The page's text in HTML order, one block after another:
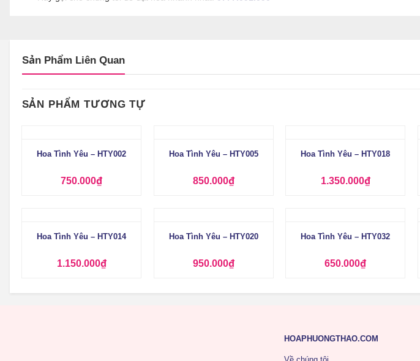
Sản Phẩm Liên Quan
SẢN PHẨM TƯƠNG TỰ
Hoa Tình Yêu – HTY002
750.000₫
Hoa Tình Yêu – HTY005
850.000₫
Hoa Tình Yêu – HTY018
1.350.000₫
Hoa Tình Yêu – HTY014
1.150.000₫
Hoa Tình Yêu – HTY020
950.000₫
Hoa Tình Yêu – HTY032
650.000₫
HOAPHUONGTHAO.COM